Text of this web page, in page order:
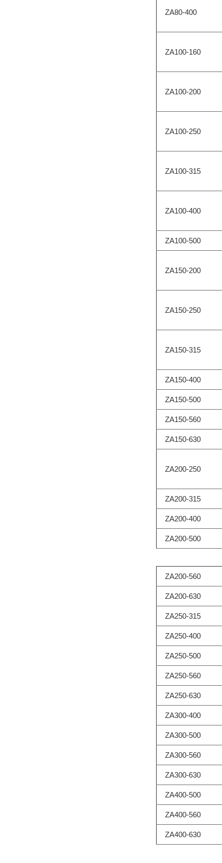
ZA80-400
ZA100-160
ZA100-200
ZA100-250
ZA100-315
ZA100-400
ZA100-500
ZA150-200
ZA150-250
ZA150-315
ZA150-400
ZA150-500
ZA150-560
ZA150-630
ZA200-250
ZA200-315
ZA200-400
ZA200-500
ZA200-560
ZA200-630
ZA250-315
ZA250-400
ZA250-500
ZA250-560
ZA250-630
ZA300-400
ZA300-500
ZA300-560
ZA300-630
ZA400-500
ZA400-560
ZA400-630